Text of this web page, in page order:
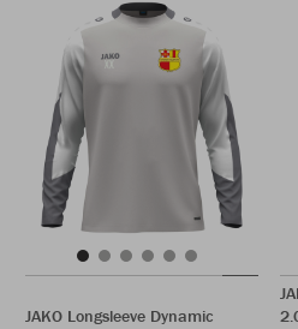
JAKO Longsleeve Dynamic